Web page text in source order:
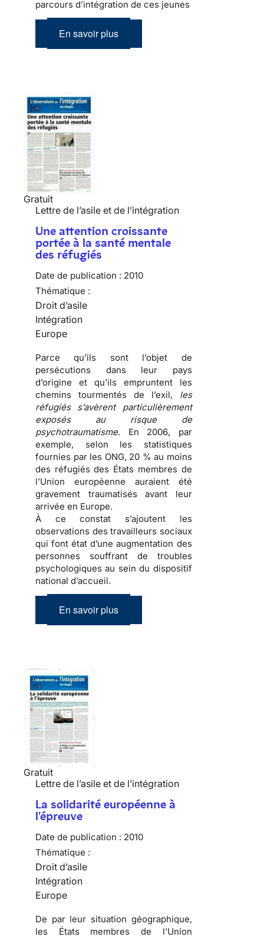
parcours d’intégration de ces jeunes
En savoir plus
Gratuit
Lettre de l’asile et de l’intégration
Une attention croissante
portée à la santé mentale
des réfugiés
Date de publication : 2010
Thématique :
Droit d’asile
Intégration
Europe
Parce qu’ils sont l’objet de
persécutions dans leur pays
d’origine et qu’ils empruntent les
chemins tourmentés de l’exil, les
réfugiés s’avèrent particulièrement
exposés au risque de
psychotraumatisme. En 2006, par
exemple, selon les statistiques
fournies par les ONG, 20 % au moins
des réfugiés des États membres de
l’Union européenne auraient été
gravement traumatisés avant leur
arrivée en Europe.
À ce constat s’ajoutent les
observations des travailleurs sociaux
qui font état d’uneaugmentation des
personnes souffrant de troubles
psychologiques au sein du dispositif
national d’accueil.
En savoir plus
Gratuit
Lettre de l’asile et de l’intégration
La solidarité européenne à
l'épreuve
Date de publication : 2010
Thématique :
Droit d’asile
Intégration
Europe
De par leur situation géographique,
les États membres de l’Union